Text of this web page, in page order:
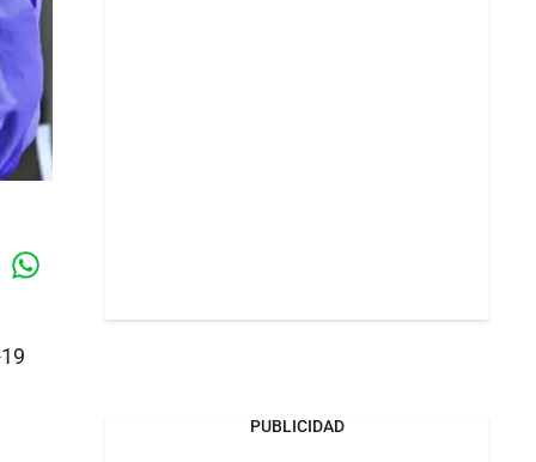
PUBLICIDAD